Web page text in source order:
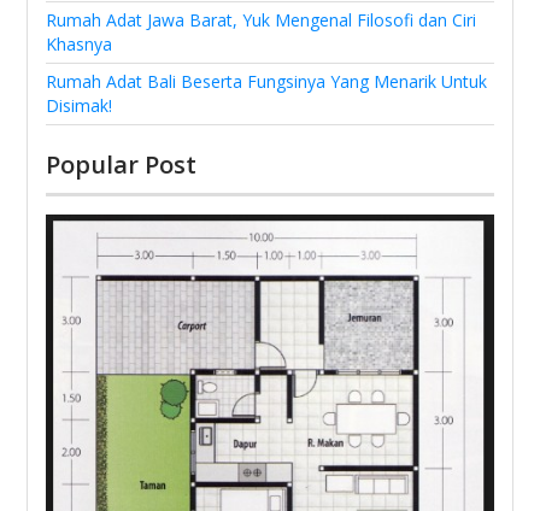
Rumah Adat Jawa Barat, Yuk Mengenal Filosofi dan Ciri
Khasnya
Rumah Adat Bali Beserta Fungsinya Yang Menarik Untuk
Disimak!
Popular Post